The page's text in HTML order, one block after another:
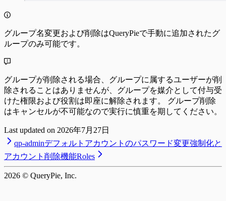
グループ名変更および削除はQueryPieで手動に追加されたグ
ループのみ可能です。
グループが削除される場合、グループに属するユーザーが削
除されることはありませんが、グループを媒介として付与受
けた権限および役割は即座に解除されます。 グループ削除
はキャンセルが不可能なので実行に慎重を期してください。
Last updated on 2026年7月27日
qp-adminデフォルトアカウントのパスワード変更強制化と
アカウント削除機能Roles
2026 © QueryPie, Inc.